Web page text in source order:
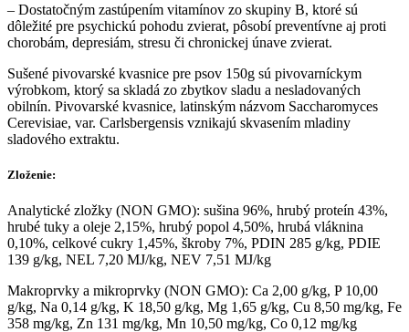
– Dostatočným zastúpením vitamínov zo skupiny B, ktoré sú
dôležité pre psychickú pohodu zvierat, pôsobí preventívne aj proti
chorobám, depresiám, stresu či chronickej únave zvierat.
Sušené pivovarské kvasnice pre psov 150g sú pivovarníckym
výrobkom, ktorý sa skladá zo zbytkov sladu a nesladovaných
obilnín. Pivovarské kvasnice, latinským názvom Saccharomyces
Cerevisiae, var. Carlsbergensis vznikajú skvasením mladiny
sladového extraktu.
Zloženie:
Analytické zložky (NON GMO): sušina 96%, hrubý proteín 43%,
hrubé tuky a oleje 2,15%, hrubý popol 4,50%, hrubá vláknina
0,10%, celkové cukry 1,45%, škroby 7%, PDIN 285 g/kg, PDIE
139 g/kg, NEL 7,20 MJ/kg, NEV 7,51 MJ/kg
Makroprvky a mikroprvky (NON GMO): Ca 2,00 g/kg, P 10,00
g/kg, Na 0,14 g/kg, K 18,50 g/kg, Mg 1,65 g/kg, Cu 8,50 mg/kg, Fe
358 mg/kg, Zn 131 mg/kg, Mn 10,50 mg/kg, Co 0,12 mg/kg